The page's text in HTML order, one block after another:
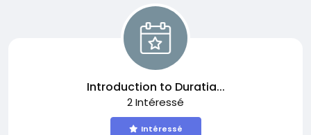
Introduction to Duratia...
2 Intéressé
Intéressé